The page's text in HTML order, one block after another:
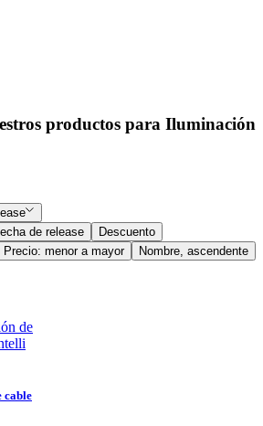
productos para Iluminación
de release
Descuento
Precio: menor a mayor
Nombre, ascendente
cable